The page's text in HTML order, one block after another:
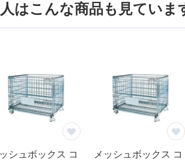
はこんな商品も見ていま
シュボックス コ
メッシュボックス コ
を除く